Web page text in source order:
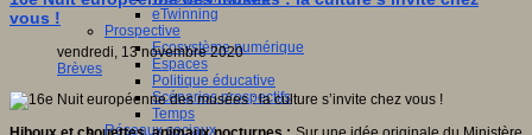
eTwinning
Prospective
Ecosystème numérique
Espaces
Politique éducative
Scénarios prospectifs
Temps
Réseaux sociaux
vous !
vendredi, 13 novembre 2020
Brèves